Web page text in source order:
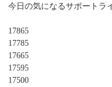
今日の気になるサポートラ
17865
17785
17665
17595
17500